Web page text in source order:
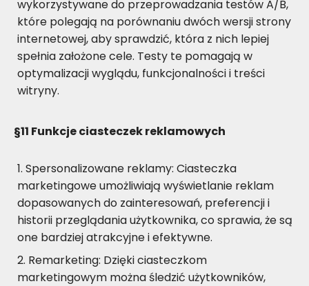
wykorzystywane do przeprowadzania testów A/B,
które polegają na porównaniu dwóch wersji strony
internetowej, aby sprawdzić, która z nich lepiej
spełnia założone cele. Testy te pomagają w
optymalizacji wyglądu, funkcjonalności i treści
witryny.
§11 Funkcje ciasteczek reklamowych
Spersonalizowane reklamy: Ciasteczka
marketingowe umożliwiają wyświetlanie reklam
dopasowanych do zainteresowań, preferencji i
historii przeglądania użytkownika, co sprawia, że są
one bardziej atrakcyjne i efektywne.
Remarketing: Dzięki ciasteczkom
marketingowym można śledzić użytkowników,